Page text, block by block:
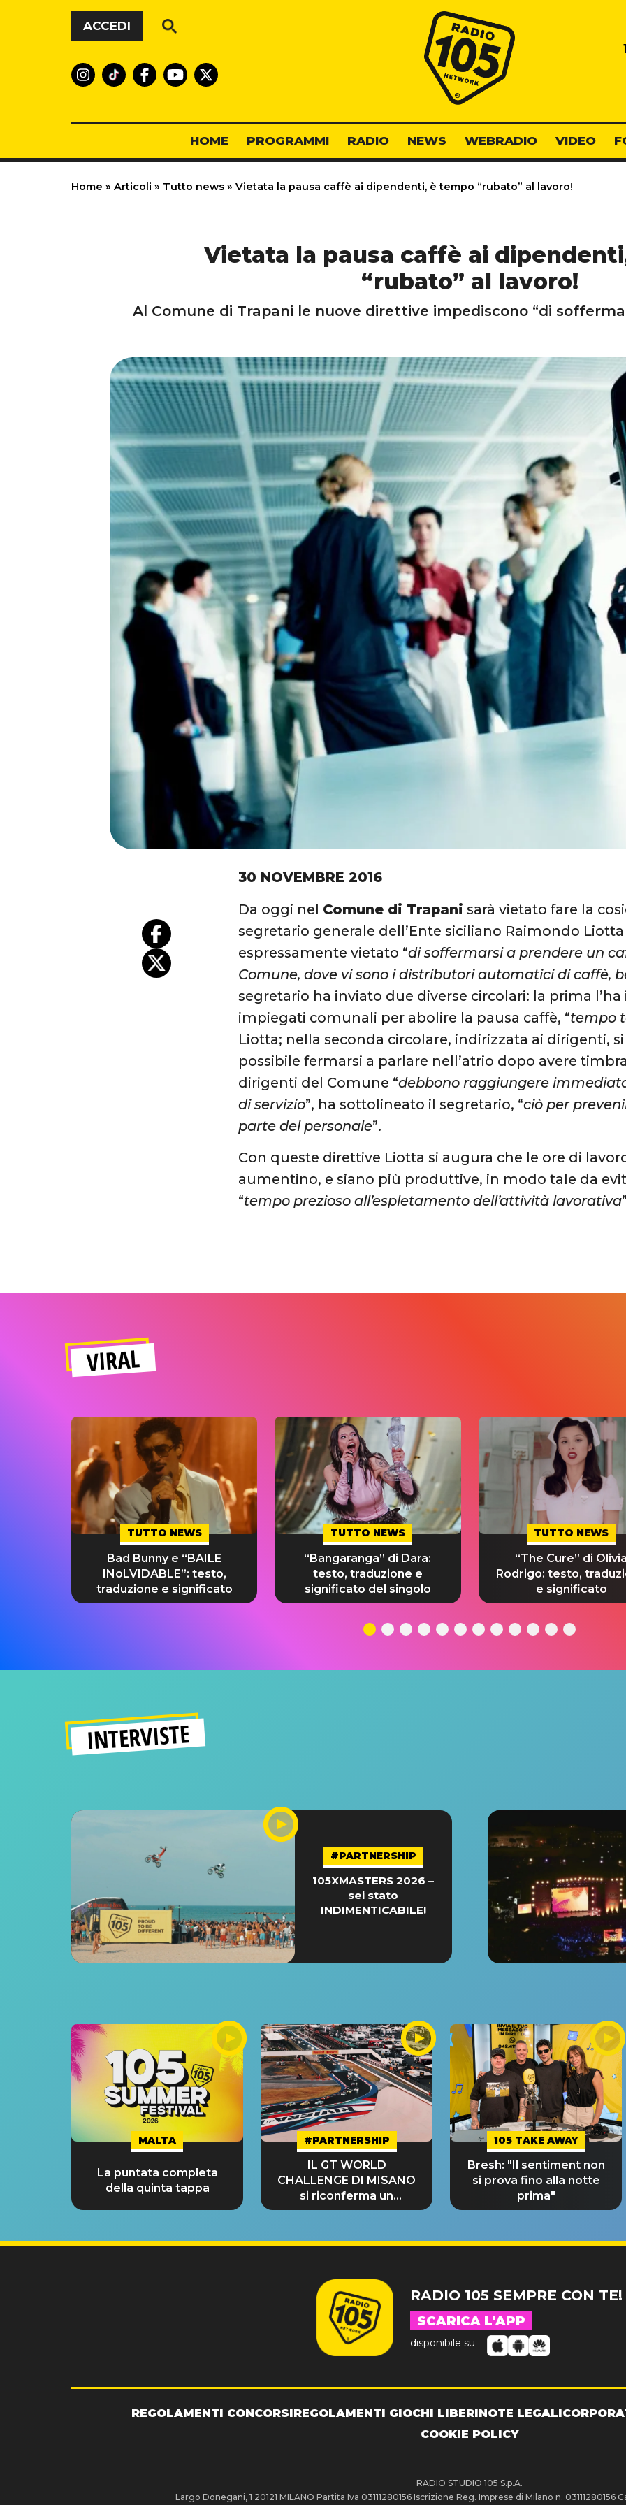
Vai al contenuto
ACCEDI
Radio 105
HOME PROGRAMMI RADIO NEWS WEBRADIO VIDEO
Home » Articoli » Tutto news » Vietata la pausa caffè ai dipendenti, è tempo “rubato” al lavoro!
Vietata la pausa caffè ai
“rubato” al lavoro!
Al Comune di Trapani le nuove direttive impediscono “di
30 NOVEMBRE 2016
Da oggi nel Comune di Trapani sarà vietato fare la
segretario generale dell’Ente siciliano Raimondo
espressamente vietato “di soffermarsi a prendere un
Comune, dove vi sono i distributori automatici di caffè,
segretario ha inviato due diverse circolari: la prima
impiegati comunali per abolire la pausa caffè, “tempo
Liotta; nella seconda circolare, indirizzata ai dirigenti,
possibile fermarsi a parlare nell’atrio dopo avere
dirigenti del Comune “debbono raggiungere
di servizio”, ha sottolineato il segretario, “ciò per
parte del personale”.
Con queste direttive Liotta si augura che le ore di
aumentino, e siano più produttive, in modo tale da
“tempo prezioso all’espletamento dell’attività lavorativa
VIRAL
TUTTO NEWS
Bad Bunny e “BAILE
INoLVIDABLE”: testo,
traduzione e significato
TUTTO NEWS
“Bangaranga” di Dara:
testo, traduzione e
significato del singolo
TUTTO NEWS
“The Cure” di Olivia
Rodrigo: testo,
e significato
INTERVISTE
#PARTNERSHIP
105XMASTERS 2026 –
sei stato
INDIMENTICABILE!
MALTA
La puntata completa
della quinta tappa
#PARTNERSHIP
IL GT WORLD
CHALLENGE DI MISANO
si riconferma un
GRANDE SUCCESSO!
105 TAKE AWAY
Bresh: "Il sentiment non
si prova fino alla notte
prima"
RADIO 105 SEMPRE CON TE!
SCARICA L'APP
disponibile su
REGOLAMENTI CONCORSIREGOLAMENTI GIOCHI LIBERINOTE LEGALI
COOKIE POLICY
RADIO STUDIO 105 S.p.A.
Largo Donegani, 1 20121 MILANO Partita Iva 03111280156 Iscrizione Reg. Imprese di Milano n.